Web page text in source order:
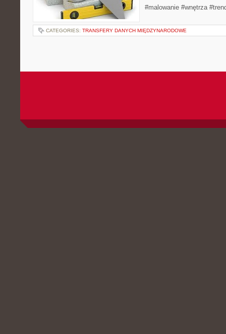
#malowanie #wnętrza
CATEGORIES: TRANSFERY DANYCH MIĘDZYNARODOWE